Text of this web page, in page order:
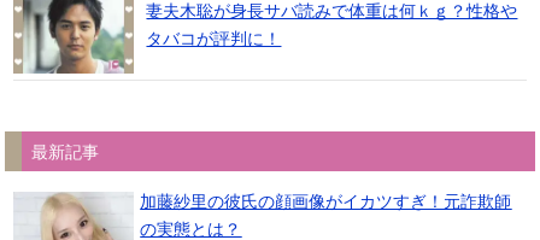
妻夫木聡が身長サバ読みで体重は何ｋｇ？性格や
タバコが評判に！
最新記事
加藤紗里の彼氏の顔画像がイカツすぎ！元詐欺師
の実態とは？